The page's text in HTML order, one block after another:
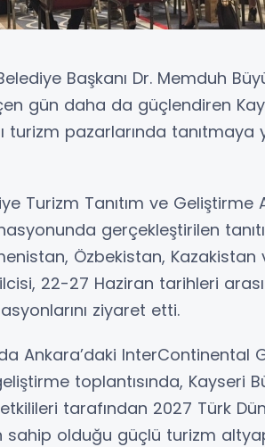
Başkanı Dr. Memduh
gün daha da güçlendiren
turizm pazarlarında tanıtmaya
Turizm Tanıtım ve Geliştirme
gerçekleştirilen
Özbekistan, Kazakistan
22-27 Haziran tarihleri
ziyaret etti.
Ankara’daki InterContinental
toplantısında, Kayseri
tarafından 2027 Türk
sahip olduğu güçlü turizm